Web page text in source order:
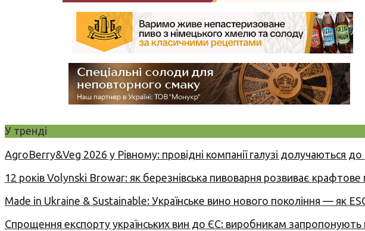
У тренді
AgroBerry&Veg 2026 у Рівному: провідні компанії галузі долучаються до
12 років Volynski Browar: як березнівська пивоварня розвиває крафтове
Made in Ukraine & Sustainable: Українське вино нового покоління — як
Спрощення експорту українських вин до ЄС: виробникам